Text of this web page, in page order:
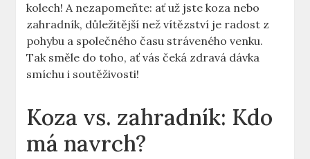
kolech! A nezapomeňte: ať už jste koza nebo
zahradník, důležitější než vítězství je radost z
pohybu a společného času stráveného venku.
Tak směle do toho, ať vás čeká zdravá dávka
smíchu i soutěživosti!
Koza vs. zahradník: Kdo
má navrch?